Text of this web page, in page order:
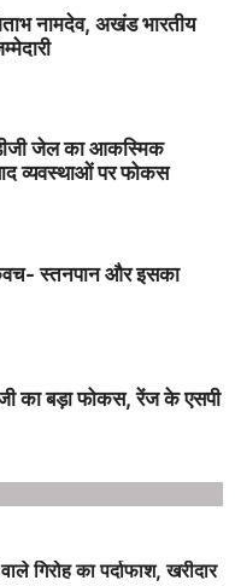
नामदेव, अखंड भारतीय
जेल का आकस्मिक
व्यवस्थाओं पर फोकस
स्तनपान और इसका
का बड़ा फोकस, रेंज के एसपी
गिरोह का पर्दाफाश, खरीदार